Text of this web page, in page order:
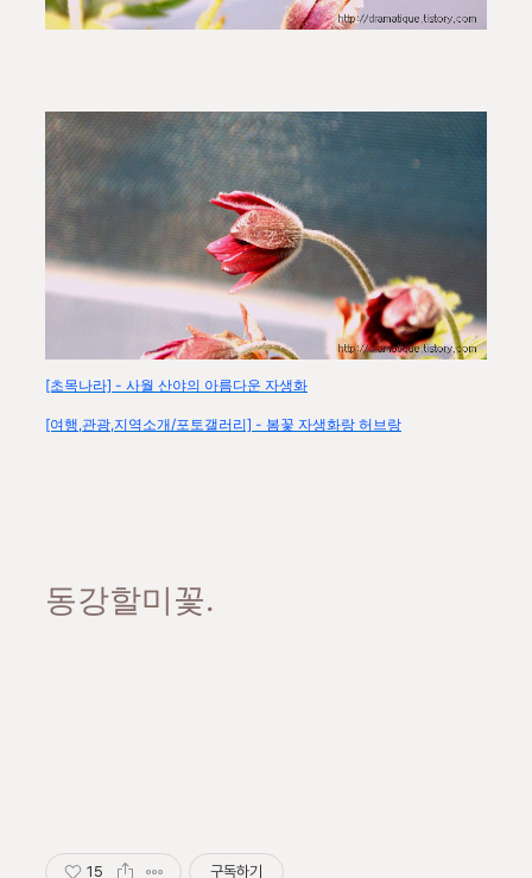
[초목나라] - 사월 산야의 아름다운 자생화
[여행,관광,지역소개/포토갤러리] - 봄꽃 자생화랑 허브랑
동강할미꽃.
15 구독하기